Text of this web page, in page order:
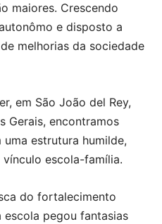
maiores. Crescendo
e disposto a
melhorias da sociedade
em São João del Rey,
Gerais, encontramos
estrutura humilde,
escola-família.
do fortalecimento
pegou fantasias